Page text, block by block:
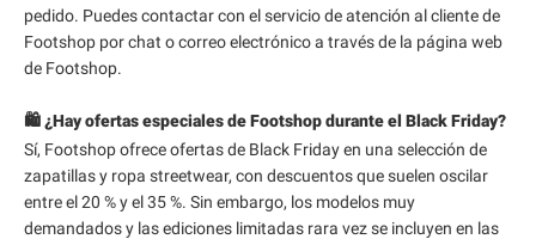
pedido. Puedes contactar con el servicio de atención al cliente de
Footshop por chat o correo electrónico a través de la página web
de Footshop.
🛍️ ¿Hay ofertas especiales de Footshop durante el Black Friday?
Sí, Footshop ofrece ofertas de Black Friday en una selección de
zapatillas y ropa streetwear, con descuentos que suelen oscilar
entre el 20 % y el 35 %. Sin embargo, los modelos muy
demandados y las ediciones limitadas rara vez se incluyen en las